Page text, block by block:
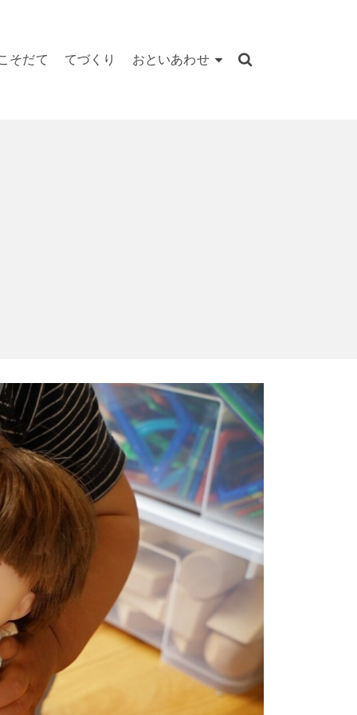
そだて てづくり おといあわせ